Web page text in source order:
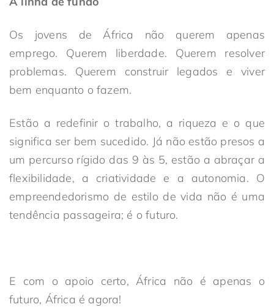
Os jovens de África não querem apenas
emprego. Querem liberdade. Querem resolver
problemas. Querem construir legados e viver
bem enquanto o fazem.
Estão a redefinir o trabalho, a riqueza e o que
significa ser bem sucedido. Já não estão presos a
um percurso rígido das 9 às 5, estão a abraçar a
flexibilidade, a criatividade e a autonomia. O
empreendedorismo de estilo de vida não é uma
tendência passageira; é o futuro.
E com o apoio certo, África não é apenas o
futuro, África é agora!